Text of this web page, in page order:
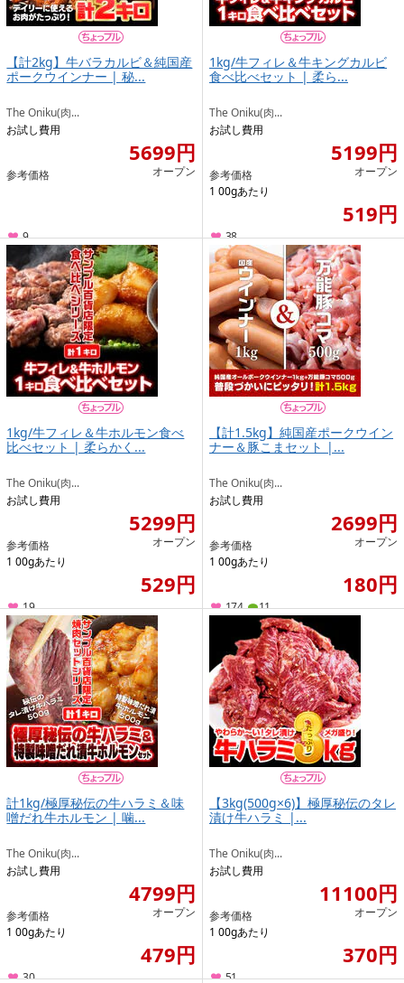
【計2kg】牛バラカルビ＆純国産
ポークウインナー | 秘...
The Oniku(肉...
お試し費用
5699円
参考価格 オープン
9
1kg/牛フィレ＆牛キングカルビ
食べ比べセット | 柔ら...
The Oniku(肉...
お試し費用
5199円
参考価格
オープン
1 00gあたり
519円
38
1kg/牛フィレ＆牛ホルモン食べ
比べセット | 柔らかく...
The Oniku(肉...
お試し費用
5299円
参考価格
オープン
1 00gあたり
529円
19
【計1.5kg】純国産ポークウイン
ナー＆豚こまセット |...
The Oniku(肉...
お試し費用
2699円
参考価格
オープン
1 00gあたり
180円
174 11
計1kg/極厚秘伝の牛ハラミ＆味
噌だれ牛ホルモン | 噛...
The Oniku(肉...
お試し費用
4799円
参考価格
オープン
1 00gあたり
479円
30
【3kg(500g×6)】極厚秘伝のタレ
漬け牛ハラミ |...
The Oniku(肉...
お試し費用
11100円
参考価格
オープン
1 00gあたり
370円
51